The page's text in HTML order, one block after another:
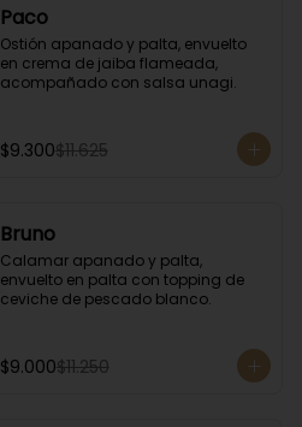
Paco
Ostión apanado y palta, envuelto
en crema de jaiba flameada,
acompañado con salsa unagi.
$9.300$11.625
Bruno
Calamar apanado y palta,
envuelto en palta con topping de
ceviche de pescado blanco.
$9.000$11.250